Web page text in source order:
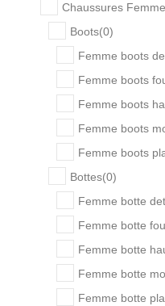
Chaussures
Boots(0)
Femme boots
Femme boots
Femme boots
Femme boots
Femme boots
Bottes(0)
Femme botte
Femme botte
Femme botte
Femme botte
Femme botte